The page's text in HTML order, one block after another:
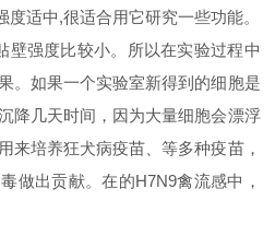
度适中,很适合用它研究一些功能。
壁强度比较小。所以在实验过程中
。如果一个实验室新得到的细胞是
降几天时间，因为大量细胞会漂浮
来培养狂犬病疫苗、等多种疫苗，
做出贡献。在的H7N9禽流感中，